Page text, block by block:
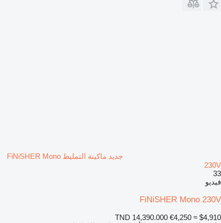
جديد ماكينة التمليط FiNiSHER Mono
230V
33
فيديو
FiNiSHER Mono 230V
TND 14,390.000 €4,250 ≈ $4,910